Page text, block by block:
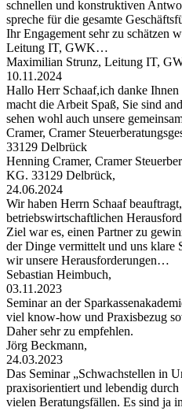
schnellen und konstruktiven
spreche für die gesamte
Ihr Engagement sehr zu schätzen
Leitung IT, GWK…
Maximilian Strunz, Leitung IT,
10.11.2024
Hallo Herr Schaaf,ich danke
macht die Arbeit Spaß, Sie sind
sehen wohl auch unsere
Cramer, Cramer
33129 Delbrück
Henning Cramer, Cramer
KG. 33129 Delbrück,
24.06.2024
Wir haben Herrn Schaaf
betriebswirtschaftlichen
Ziel war es, einen Partner zu
der Dinge vermittelt und uns klare
wir unsere Herausforderungen…
Sebastian Heimbuch,
03.11.2023
Seminar an der
viel know-how und Praxisbezug
Daher sehr zu empfehlen.
Jörg Beckmann,
24.03.2023
Das Seminar „Schwachstellen in
praxisorientiert und lebendig
vielen Beratungsfällen. Es sind ja